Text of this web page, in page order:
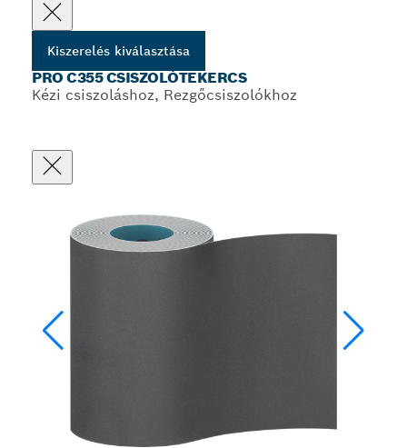
Kiszerelés kiválasztása
PRO C355 CSISZOLÓTEKERCS
Kézi csiszoláshoz, Rezgőcsiszolókhoz